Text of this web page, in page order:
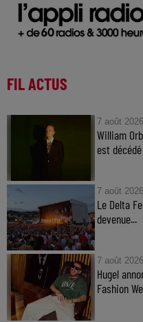
FIL ACTUS
7 août 2026
William
est
7 août 2026
Le Delta
devenue...
7 août 2026
Hugel
Fashion